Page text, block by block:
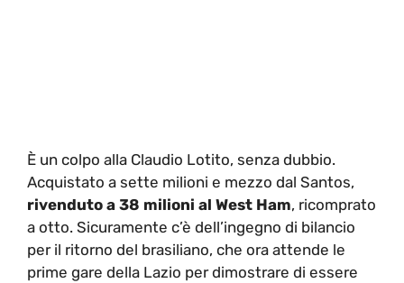
È un colpo alla Claudio Lotito, senza dubbio.
Acquistato a sette milioni e mezzo dal Santos,
rivenduto a 38 milioni al West Ham, ricomprato
a otto. Sicuramente c’è dell’ingegno di bilancio
per il ritorno del brasiliano, che ora attende le
prime gare della Lazio per dimostrare di essere